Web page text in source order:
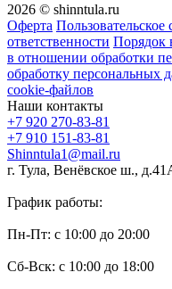
2026 © shinntula.ru
Оферта Пользовательское
ответственности Порядок
в отношении обработки
обработку персональных
cookie-файлов
Наши контакты
+7 920 270-83-81
+7 910 151-83-81
Shinntula1@mail.ru
г. Тула, Венёвское ш.,
График работы:
Пн-Пт: с 10:00 до 20:00
Сб-Вск: с 10:00 до 18:00